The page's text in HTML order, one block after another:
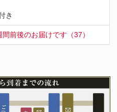
き
前後のお届けです（37）